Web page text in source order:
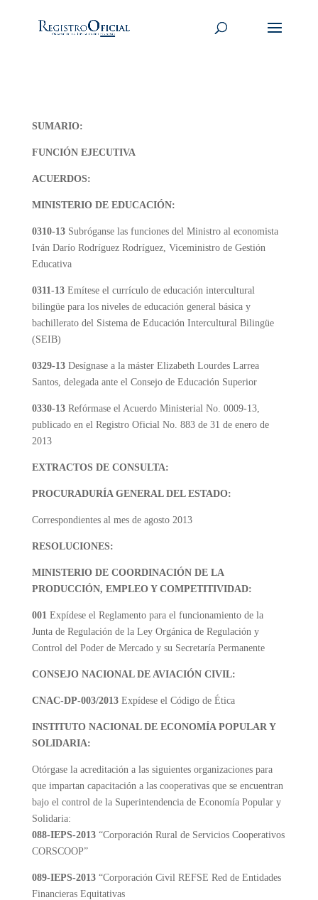
SUMARIO:
FUNCIÓN EJECUTIVA
ACUERDOS:
MINISTERIO DE EDUCACIÓN:
0310-13 Subróganse las funciones del Ministro al economista
Iván Darío Rodríguez Rodríguez, Viceministro de Gestión
Educativa
0311-13 Emítese el currículo de educación intercultural
bilingüe para los niveles de educación general básica y
bachillerato del Sistema de Educación Intercultural Bilingüe
(SEIB)
0329-13Desígnase a la máster Elizabeth Lourdes Larrea
Santos, delegada ante el Consejo de Educación Superior
0330-13 Refórmase el Acuerdo Ministerial No. 0009-13,
publicado en el Registro Oficial No. 883 de 31 de enero de
2013
EXTRACTOS DE CONSULTA:
PROCURADURÍA GENERAL DEL ESTADO:
Correspondientes al mes de agosto 2013
RESOLUCIONES:
MINISTERIO DE COORDINACIÓN DE LA
PRODUCCIÓN, EMPLEO Y COMPETITIVIDAD:
001 Expídese el Reglamento para el funcionamiento de la
Junta de Regulación de la Ley Orgánica de Regulación y
Control del Poder de Mercado y su Secretaría Permanente
CONSEJO NACIONAL DE AVIACIÓN CIVIL:
CNAC-DP-003/2013Expídese el Código de Ética
INSTITUTO NACIONAL DE ECONOMÍA POPULAR Y
SOLIDARIA:
Otórgase la acreditación a las siguientes organizaciones para
que impartan capacitación a las cooperativas que se encuentran
bajo el control de la Superintendencia de Economía Popular y
Solidaria:
088-IEPS-2013“Corporación Rural de Servicios Cooperativos
CORSCOOP”
089-IEPS-2013“Corporación Civil REFSE Red de Entidades
Financieras Equitativas